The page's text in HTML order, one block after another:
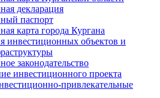
декларация
паспорт
карта города Кургана
инвестиционных объектов и
законодательство
инвестиционного проекта
привлекательные